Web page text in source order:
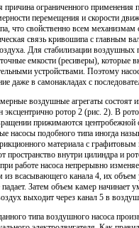
причина ограниченного применения
перемещения и скорости
что свойственно всем
связь кривошипа с главным
Для стабилизации
емкости (ресиверы), которые
устройствами. Поэтому
даже в самонакладах с
воздушные агрегаты состоят
эксцентрично ротор 2 (рис. 2). В
прижимаются центробежной
насосы подобного типа иногда
материала с
пространство внутри цилиндра и
работе насоса непрерывно
из всасывающего канала 4, их объем
падает. Затем объем камер начинает
выходит через канал 5 в
типа воздушного насоса